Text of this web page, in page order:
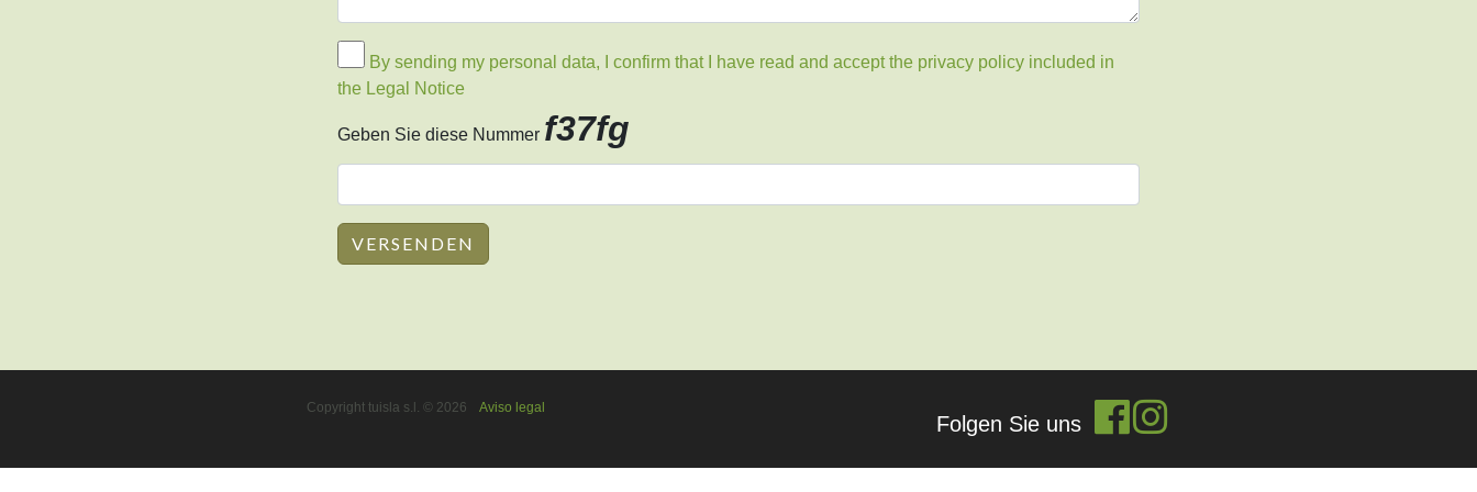
By sending my personal data, I confirm that I have read and accept the privacy policy included in
the Legal Notice
Geben Sie diese Nummer f37fg
Copyright tuisla s.l. © 2026 Aviso legal
Folgen Sie uns